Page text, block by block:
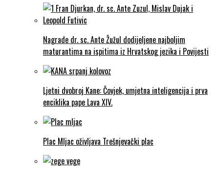
Nagrade dr. sc. Ante Žužul dodijeljene najboljim
maturantima na ispitima iz Hrvatskog jezika i Povijesti
Ljetni dvobroj Kane: Čovjek, umjetna inteligencija i prva
enciklika pape Lava XIV.
Plac Mljac oživljava Trešnjevački plac